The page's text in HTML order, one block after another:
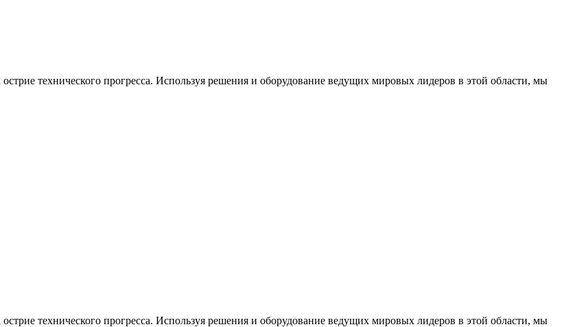
технического прогресса. Используя решения и оборудование ведущих мировых лидеров в этой области, мы
технического прогресса. Используя решения и оборудование ведущих мировых лидеров в этой области, мы